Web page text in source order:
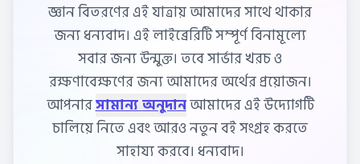
জ্ঞান বিতরণের এই যাত্রায় আমাদের সাথে থাকার
জন্য ধন্যবাদ। এই লাইব্রেরিটি সম্পূর্ণ বিনামূল্যে
সবার জন্য উন্মুক্ত। তবে সার্ভার খরচ ও
রক্ষণাবেক্ষণের জন্য আমাদের অর্থের প্রয়োজন।
আপনার
সামান্য অনুদানআমাদের এই উদ্যোগটি
চালিয়ে নিতে এবং আরও নতুন বই সংগ্রহ করতে
সাহায্য করবে। ধন্যবাদ।